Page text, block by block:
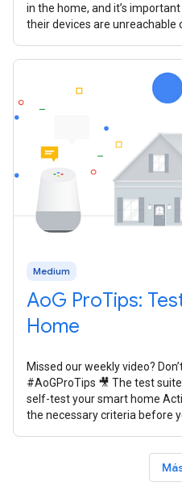
in the home, and it’s
their devices are unreachable
Medium
AoG ProTips:
Home
Missed our weekly video?
#AoGProTips 🎥 The test
self-test your smart home
the necessary criteria before